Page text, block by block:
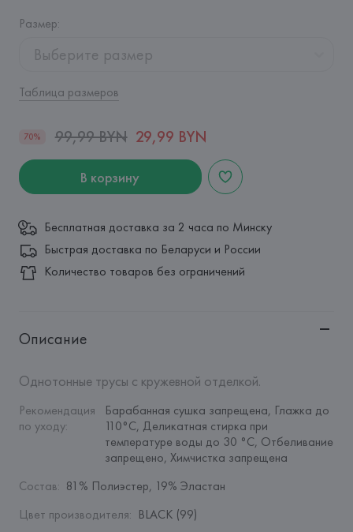
Размер:
Выберите размер
Таблица размеров
70% 99,99 BYN 29,99 BYN
В корзину
Бесплатная доставка за 2 часа по Минску
Быстрая доставка по Беларуси и России
Количество товаров без ограничений
Описание
Однотонные трусы с кружевной отделкой.
Рекомендация
по уходу:
Барабанная сушка запрещена, Глажка до
110°C, Деликатная стирка при
температуре воды до 30 °C, Отбеливание
запрещено, Химчистка запрещена
Состав: 81% Полиэстер, 19% Эластан
Цвет производителя: BLACK (99)